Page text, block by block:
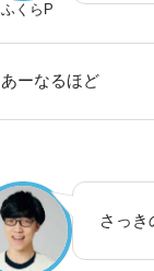
ふくらP
あーなるほど
さっき